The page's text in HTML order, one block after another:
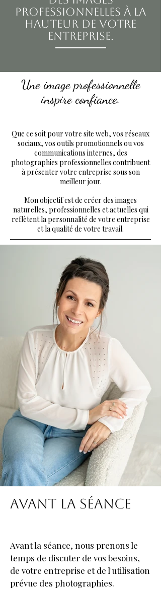
professionnelles à la
hauteur de votre
entreprise.
Une image professionnelle
inspire confiance.
Que ce soit pour votre site web, vos réseaux
sociaux, vos outils promotionnels ou vos
communications internes, des
photographies professionnelles contribuent
à présenter votre entreprise sous son
meilleur jour.
Mon objectif est de créer des images
naturelles, professionnelles et actuelles qui
reflètent la personnalité de votre entreprise
et la qualité de votre travail.
Avant la séance
Avant la séance, nous prenons le
temps de discuter de vos besoins,
de votre entreprise et de l'utilisation
prévue des photographies.